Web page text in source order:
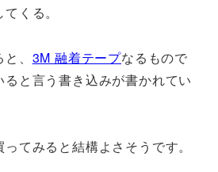
くる。
、 3M 融着テープなるもので
ると言う書き込みが書かれてい
てみると結構よさそうです。